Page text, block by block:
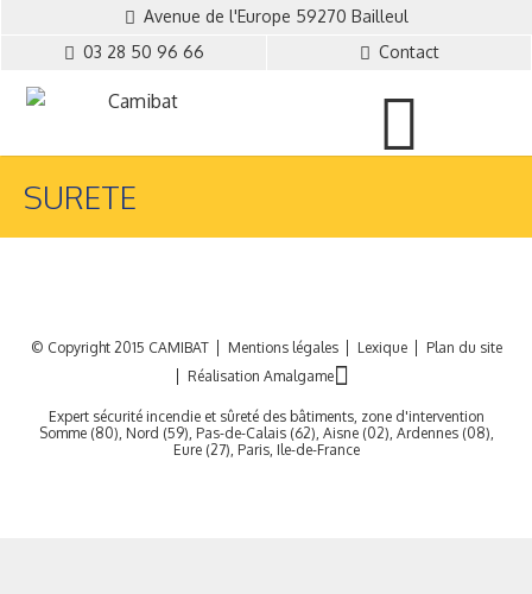
Avenue de l'Europe 59270 Bailleul
03 28 50 96 66
Contact
SURETE
© Copyright 2015 CAMIBAT Mentions légales Lexique
Plan du site
Réalisation Amalgame
Expert sécurité incendie et sûreté des bâtiments, zone d'intervention
Somme (80), Nord (59), Pas-de-Calais (62), Aisne (02), Ardennes (08),
Eure (27), Paris, Ile-de-France